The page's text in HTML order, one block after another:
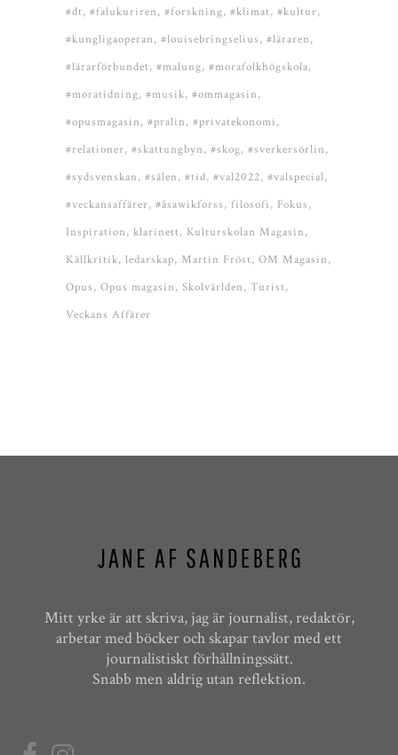
#dt #falukuriren #forskning #klimat #kultur
#kungligaoperan #louisebringselius #läraren
#lärarförbundet #malung #morafolkhögskola
#moratidning #musik #ommagasin
#opusmagasin #pralin #privatekonomi
#relationer #skattungbyn #skog #sverkersörlin
#sydsvenskan #sälen #tid #val2022 #valspecial
#veckansaffärer #åsawikforss filosofi
Fokus
Inspiration klarinett Kulturskolan Magasin
Källkritik ledarskap Martin Fröst OM Magasin
Opus Opus magasin Skolvärlden Turist
Veckans Affärer
Mitt yrke är att skriva, jag är journalist, redaktör,
arbetar med böcker och skapar tavlor med ett
journalistiskt förhållningssätt.
Snabb men aldrig utan reflektion.